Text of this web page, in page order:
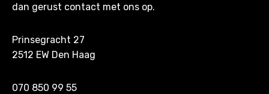
dan gerust contact met ons op.
Prinsegracht 27
2512 EW Den Haag
070 850 99 55